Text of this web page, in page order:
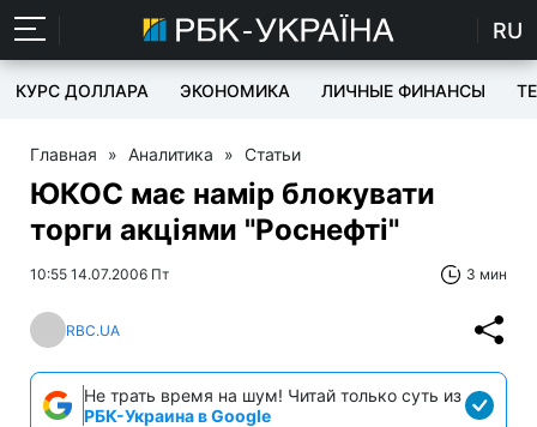
RU
КУРС ДОЛЛАРА ЭКОНОМИКА ЛИЧНЫЕ ФИНАНСЫ
Главная » Аналитика » Статьи
ЮКОС має намір блокувати
торги акціями "Роснефті"
10:55 14.07.2006 Пт 3 мин
RBC.UA
Не трать время на шум! Читай только суть из
РБК-Украина в Google